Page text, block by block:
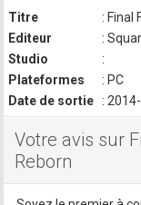
Titre
: Final
Editeur
:
Studio
:
Plateformes
: PC
Date de sortie
:
Votre avis sur
Reborn